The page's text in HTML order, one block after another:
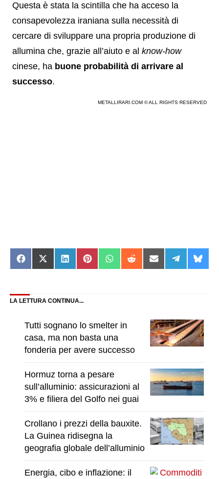
Questa è stata la scintilla che ha acceso la
consapevolezza iraniana sulla necessità di
cercare di sviluppare una propria produzione di
allumina che, grazie all’aiuto e al know-how
cinese, ha buone probabilità di arrivare al
successo.
METALLIRARI.COM © ALL RIGHTS RESERVED
Share
on
Share
on
Share
on
Share
on
Share
on
Share
on
Share
on
Share
on
on
LA LETTURA CONTINUA...
Tutti sognano lo smelter in
casa, ma non basta una
fonderia per avere successo
Hormuz torna a pesare
sull’alluminio: assicurazioni al
3% e filiera del Golfo nei guai
Crollano i prezzi della bauxite.
La Guinea ridisegna la
geografia globale dell’alluminio
Energia, cibo e inflazione: il